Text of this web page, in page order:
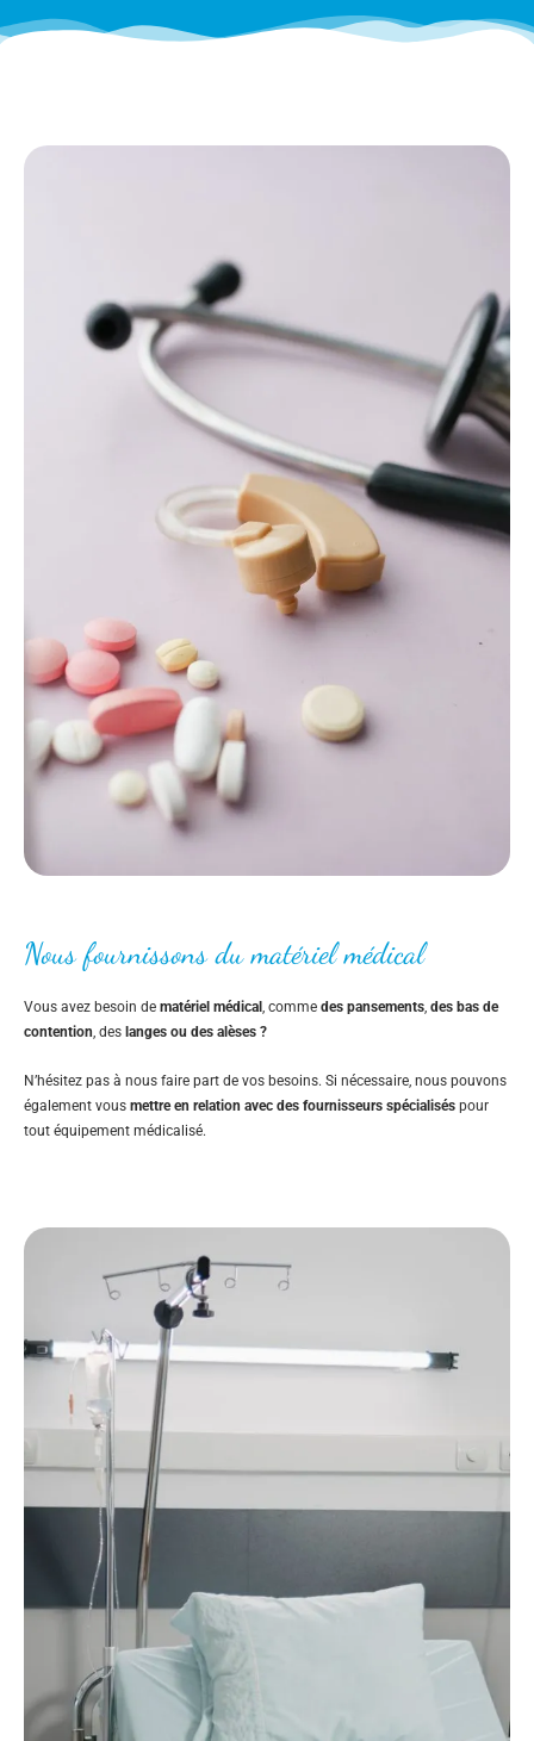
Nous fournissons du matériel médical
Vous avez besoin de matériel médical , comme des pansements, des bas de
contention, des langes ou des alèses ?
N’hésitez pas à nous faire part de vos besoins. Si nécessaire, nous pouvons
également vous mettre en relation avec des fournisseurs spécialisés pour
tout équipement médicalisé.